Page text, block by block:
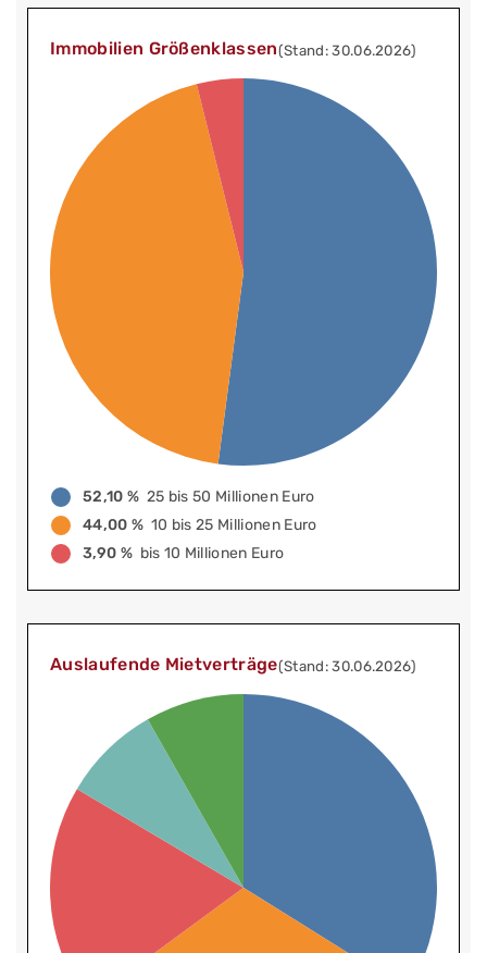
Immobilien Größenklassen(Stand: 30.06.2026)
52,10 % 25 bis 50 Millionen Euro
44,00 % 10 bis 25 Millionen Euro
3,90 % bis 10 Millionen Euro
Auslaufende Mietverträge(Stand: 30.06.2026)